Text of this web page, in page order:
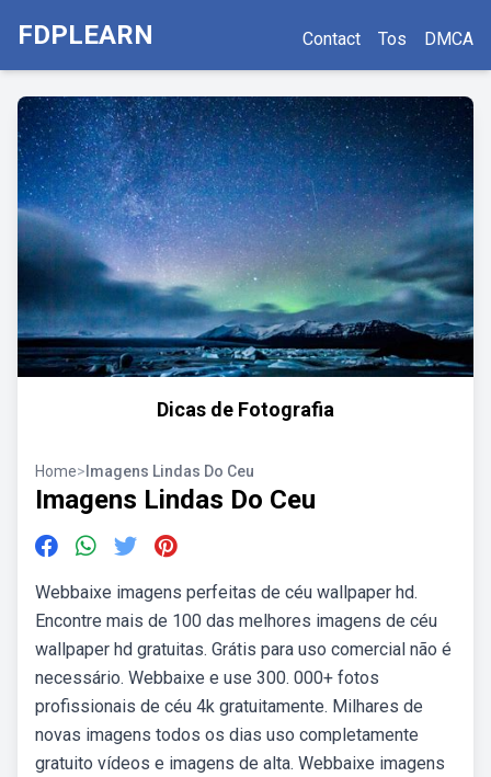
FDPLEARN Contact Tos DMCA
Dicas de Fotografia
Home> Imagens Lindas Do Ceu
Imagens Lindas Do Ceu
Webbaixe imagens perfeitas de céu wallpaper hd.
Encontre mais de 100 das melhores imagens de céu
wallpaper hd gratuitas. Grátis para uso comercial não é
necessário. Webbaixe e use 300. 000+ fotos
profissionais de céu 4k gratuitamente. Milhares de
novas imagens todos os dias uso completamente
gratuito vídeos e imagens de alta. Webbaixe imagens